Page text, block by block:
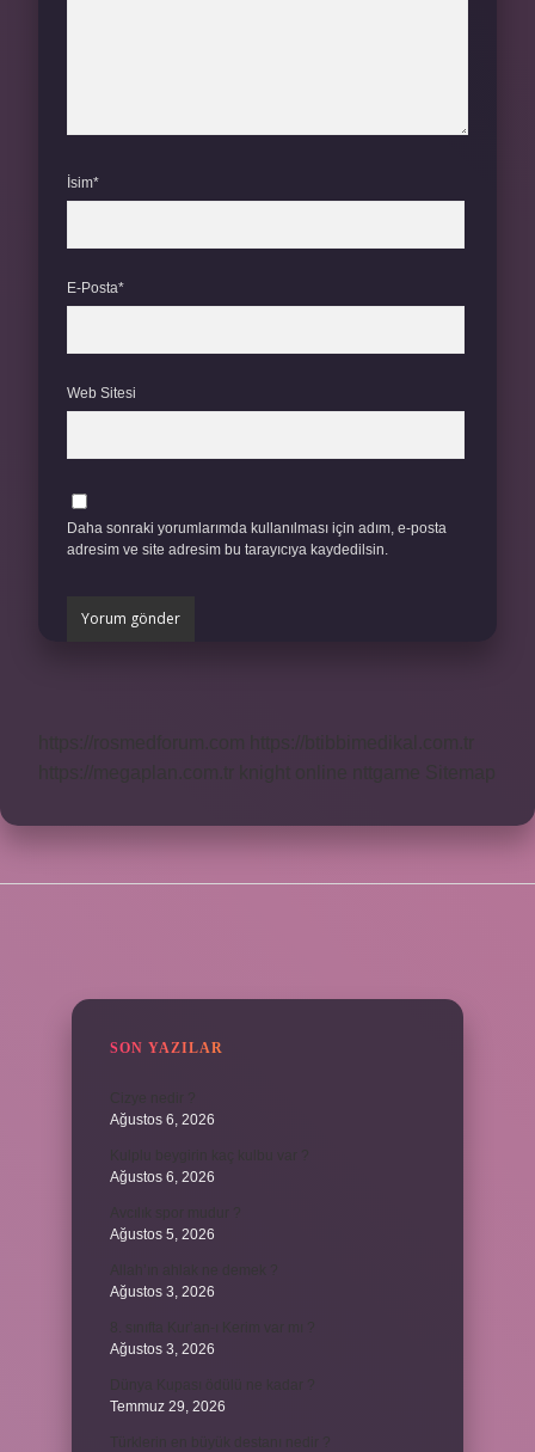
İsim*
E-Posta*
Web Sitesi
Daha sonraki yorumlarımda kullanılması için adım, e-posta
adresim ve site adresim bu tarayıcıya kaydedilsin.
SON YAZILAR
Ağustos 6, 2026
Ağustos 6, 2026
Ağustos 5, 2026
Ağustos 3, 2026
Ağustos 3, 2026
Temmuz 29, 2026